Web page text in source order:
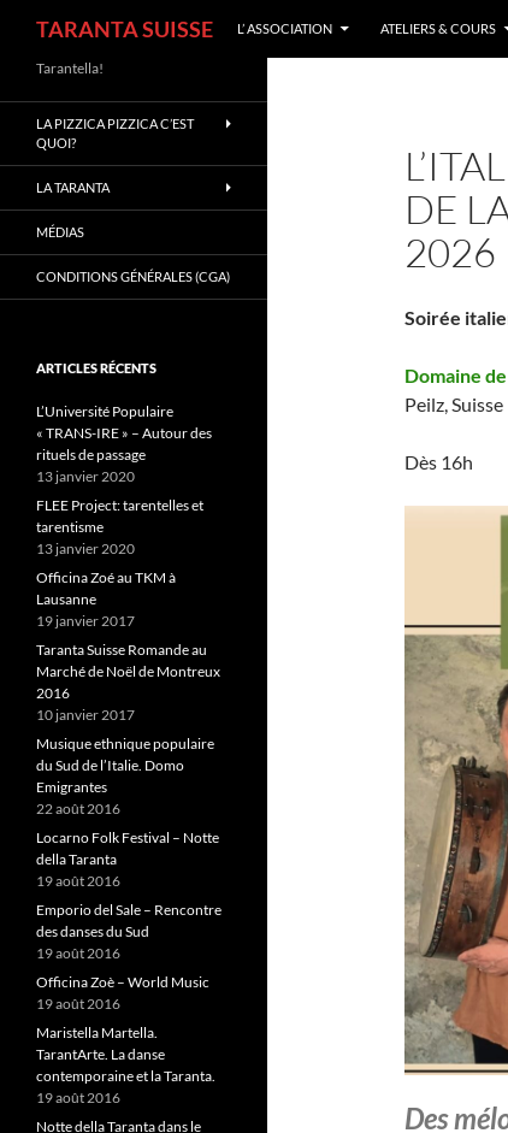
Aller
au
contenu
TARANTA SUISSE L’ ASSOCIATION ATELIERS & COURS
DE
2026
Soirée
Domaine
Peilz, Suisse
Dès 16h
Des
Tarantella!
LA PIZZICA PIZZICA C’EST
QUOI?
LA TARANTA
MÉDIAS
CONDITIONS GÉNÉRALES (CGA)
ARTICLES RÉCENTS
L’Université Populaire
« TRANS-IRE » – Autour des
rituels de passage
13 janvier 2020
FLEE Project: tarentelles et
tarentisme
13 janvier 2020
Officina Zoé au TKM à
Lausanne
19 janvier 2017
Taranta Suisse Romande au
Marché de Noël de Montreux
2016
10 janvier 2017
Musique ethnique populaire
du Sud de l’Italie. Domo
Emigrantes
22 août 2016
Locarno Folk Festival – Notte
della Taranta
19 août 2016
Emporio del Sale – Rencontre
des danses du Sud
19 août 2016
Officina Zoè – World Music
19 août 2016
Maristella Martella.
TarantArte. La danse
contemporaine et la Taranta.
19 août 2016
Notte della Taranta dans le